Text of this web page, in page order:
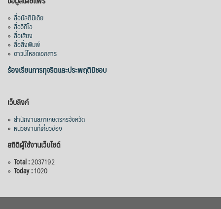
» สื่อมัลติมีเดีย
» สื่อวิดีโอ
» สื่อเสียง
» สื่อสิ่งพิมพ์
» ดาวน์โหลดเอกสาร
ร้องเรียนการทุจริตและประพฤติมิชอบ
เว็บลิงก์
» สำนักงานสภาเกษตรกรจังหวัด
» หน่วยงานที่เกี่ยวข้อง
สถิติผู้ใช้งานเว็บไซต์
» Total :2037192
» Today :1020